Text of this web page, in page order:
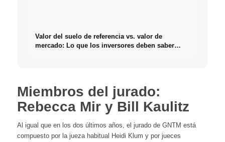
Valor del suelo de referencia vs. valor de
mercado: Lo que los inversores deben saber
Miembros del jurado:
Rebecca Mir y Bill Kaulitz
Al igual que en los dos últimos años, el jurado de GNTM está
compuesto por la jueza habitual Heidi Klum y por jueces